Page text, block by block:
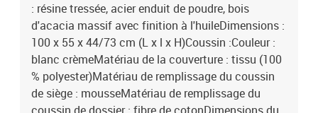
: résine tressée, acier enduit de poudre, bois
d'acacia massif avec finition à l'huileDimensions :
100 x 55 x 44/73 cm (L x l x H)Coussin :Couleur :
blanc crèmeMatériau de la couverture : tissu (100
% polyester)Matériau de remplissage du coussin
de siège : mousseMatériau de remplissage du